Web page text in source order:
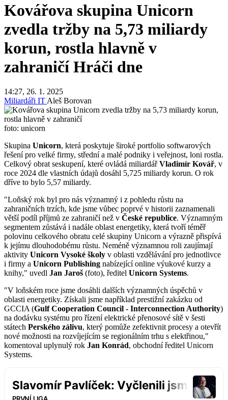
Kovářova skupina Unicorn
zvedla tržby na 5,73 miliardy
korun, rostla hlavně v
zahraničí Hráči dne
14:27, 26. 1. 2025
Miliardáři ITAleš Borovan
foto: unicorn
Skupina Unicorn, která poskytuje široké portfolio softwarových
řešení pro velké firmy, střední a malé podniky i veřejnost, loni rostla.
Celkový obrat seskupení, které ovládá miliardářVladimír Kovář, v
roce 2024 dle vlastních údajů dosáhl 5,725 miliardy korun. O rok
dříve to bylo 5,57 miliardy.
"Loňský rok byl pro nás významný i z pohledu růstu na
zahraničních trzích, kde jsme vůbec poprvé v historii zaznamenali
větší podíl příjmů ze zahraničí než v České republice. Významným
segmentem zůstává i nadále oblast energetiky, která tvoří téměř
polovinu celkového obratu celé skupiny Unicorn a výrazně přispívá
k jejímu dlouhodobému růstu. Neméně významnou roli zaujímají
aktivity Unicorn Vysoké školy v oblasti vzdělávání pro jednotlivce
i firmy a Unicorn Publishing nabízející online výukové kurzy a
knihy," uvedl Jan Jaroš (foto), ředitel Unicorn Systems.
"V loňském roce jsme dosáhli dalších významných úspěchů v
oblasti energetiky. Získali jsme například prestižní zakázku od
GCCIA (Gulf Cooperation Council - Interconnection Authority)
na dodávku systému pro řízení elektrické přenosové sítě v šesti
státech Perského zálivu, který pomůže zefektivnit procesy a otevřít
nové možnosti na rozvíjejícím se regionálním trhu s elektřinou,"
komentoval uplynulý rok Jan Konrád, obchodní ředitel Unicorn
Systems.